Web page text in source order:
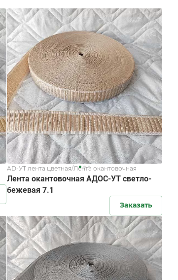
AD-УТ лента цветная/Лента окантовочная
Лента окантовочная АДОС-УТ светло-
бежевая 7.1
Заказать